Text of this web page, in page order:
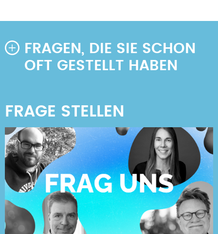
FRAGEN, DIE SIE SCHON
OFT GESTELLT HABEN